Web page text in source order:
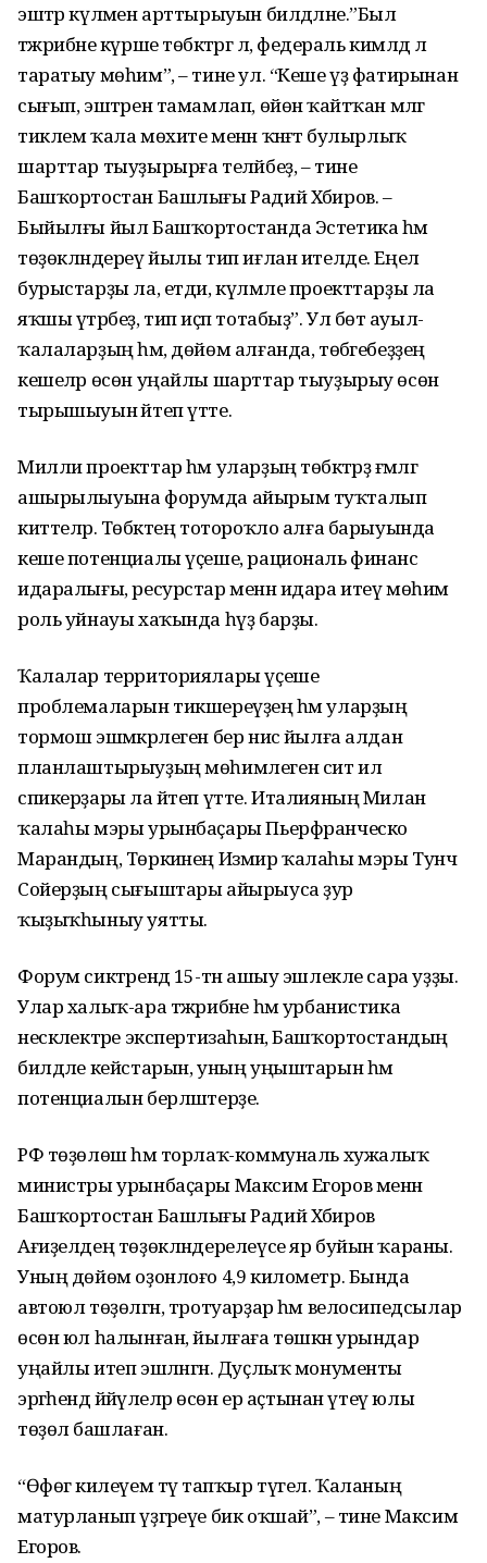
эштәр күләмен арттырыуын билдәләне.”Был
тәжрибәне күрше төбәктәргә лә, федераль кимәлдә лә
таратыу мөһим”, – тине ул. “Кеше үҙ фатирынан
сығып, эштәрен тамамлап, өйөнә ҡайтҡан мәлгә
тиклем ҡала мөхите менән ҡәнәғәт булырлыҡ
шарттар тыуҙырырға теләйбеҙ, – тине
Башҡортостан Башлығы Радий Хәбиров. –
Быйылғы йыл Башҡортостанда Эстетика һәм
төҙөкләндереү йылы тип иғлан ителде. Еңел
бурыстарҙы ла, етди, күләмле проекттарҙы ла
яҡшы үтәрбеҙ, тип иҫәп тотабыҙ”. Ул бөтә ауыл-
ҡалаларҙың һәм, дөйөм алғанда, төбәгебеҙҙең
кешеләр өсөн уңайлы шарттар тыуҙырыу өсөн
тырышыуын әйтеп үтте.
Милли проекттар һәм уларҙың төбәктәрҙә ғәмәлгә
ашырылыуына форумда айырым туҡталып
киттеләр. Төбәктең тотороҡло алға барыуында
кеше потенциалы үҫеше, рациональ финанс
идаралығы, ресурстар менән идара итеү мөһим
роль уйнауы хаҡында һүҙ барҙы.
Ҡалалар территориялары үҫеше
проблемаларын тикшереүҙең һәм уларҙың
тормош эшмәкәрлеген бер нисә йылға алдан
планлаштырыуҙың мөһимлеген сит ил
спикерҙары ла әйтеп үтте. Италияның Милан
ҡалаһы мэры урынбаҫары Пьерфранческо
Марандың, Төркиәнең Измир ҡалаһы мэры Тунч
Сойерҙың сығыштары айырыуса ҙур
ҡыҙыҡһыныу уятты.
Форум сиктәрендә 15-тән ашыу эшлекле сара уҙҙы.
Улар халыҡ-ара тәжрибәне һәм урбанистика
нескәлектәре экспертизаһын, Башҡортостандың
билдәле кейстарын, уның уңыштарын һәм
потенциалын берләштерҙе.
РФ төҙөлөш һәм торлаҡ-коммуналь хужалыҡ
министры урынбаҫары Максим Егоров менән
Башҡортостан Башлығы Радий Хәбиров
Ағиҙелдең төҙөкләндерелеүсе яр буйын ҡараны.
Уның дөйөм оҙонлоғо 4,9 километр. Бында
автоюл төҙөлгән, тротуарҙар һәм велосипедсылар
өсөн юл һалынған, йылғаға төшкән урындар
уңайлы итеп эшләнгән. Дуҫлыҡ монументы
эргәһендә йәйәүлеләр өсөн ер аҫтынан үтеү юлы
төҙөлә башлаған.
“Өфөгә килеүем тәү тапҡыр түгел. Ҡаланың
матурланып үҙгәреүе бик оҡшай”, – тине Максим
Егоров.